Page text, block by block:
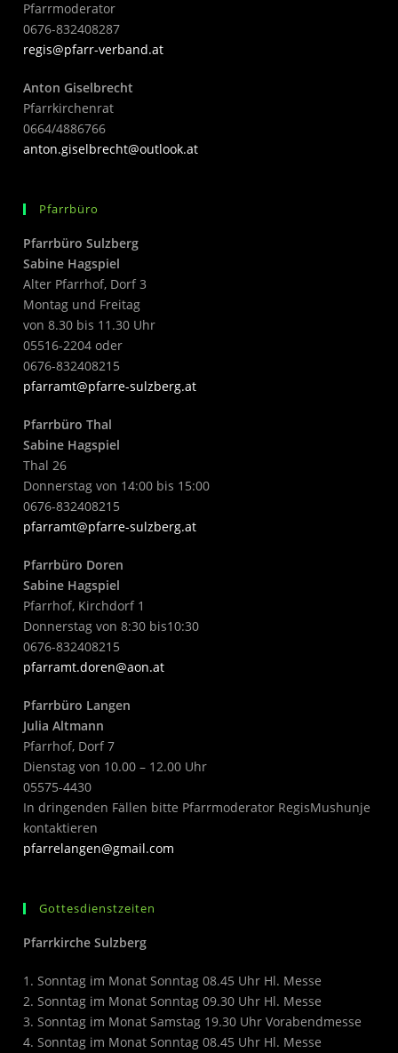
Pfarrmoderator
0676-832408287
regis@pfarr-verband.at
Anton Giselbrecht
Pfarrkirchenrat
0664/4886766
anton.giselbrecht@outlook.at
Pfarrbüro
Pfarrbüro Sulzberg
Sabine Hagspiel
Alter Pfarrhof, Dorf 3
Montag und Freitag
von 8.30 bis 11.30 Uhr
05516-2204 oder
0676-832408215
pfarramt@pfarre-sulzberg.at
Pfarrbüro Thal
Sabine Hagspiel
Thal 26
Donnerstag von 14:00 bis 15:00
0676-832408215
pfarramt@pfarre-sulzberg.at
Pfarrbüro Doren
Sabine Hagspiel
Pfarrhof, Kirchdorf 1
Donnerstag von 8:30 bis10:30
0676-832408215
pfarramt.doren@aon.at
Pfarrbüro Langen
Julia Altmann
Pfarrhof, Dorf 7
Dienstag von 10.00 – 12.00 Uhr
05575-4430
In dringenden Fällen bitte Pfarrmoderator RegisMushunje
kontaktieren
pfarrelangen@gmail.com
Gottesdienstzeiten
Pfarrkirche Sulzberg
1. Sonntag im Monat Sonntag 08.45 Uhr Hl. Messe
2. Sonntag im Monat Sonntag 09.30 Uhr Hl. Messe
3. Sonntag im Monat Samstag 19.30 Uhr Vorabendmesse
4. Sonntag im Monat Sonntag 08.45 Uhr Hl. Messe